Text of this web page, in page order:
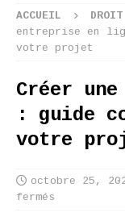
ACCUEIL DROIT
entreprise en
votre projet
Créer
: guide
votre
octobre 25,
fermés